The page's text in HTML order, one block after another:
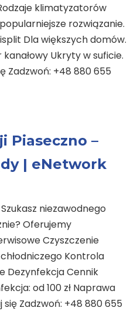
klimatyzatorów
rozwiązanie.
Dla większych domów.
Ukryty w suficie.
Zadzwoń: +48 880 655
Piaseczno –
| eNetwork
niezawodnego
Oferujemy
Czyszczenie
Kontrola
Dezynfekcja Cennik
od 100 zł Naprawa
się Zadzwoń: +48 880 655